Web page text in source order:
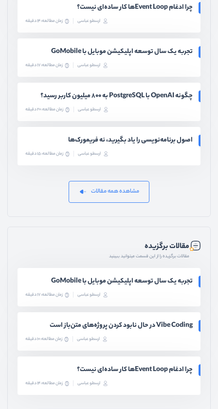
چرا ادغام Event Loopها کار ساده‌ای نیست؟
ارسطو عباسی زمان مطالعه: 14 دقیقه
تجربه یک سال توسعه اپلیکیشن موبایل با GoMobile
ارسطو عباسی زمان مطالعه: 17 دقیقه
چگونه OpenAI با PostgreSQL به ۸۰۰ میلیون کاربر رسید؟
ارسطو عباسی زمان مطالعه: 20 دقیقه
اصول برنامه‌نویسی را یاد بگیرید، نه فریمورک‌ها
ارسطو عباسی زمان مطالعه: 15 دقیقه
مشاهده همه مقالات
مقالات برگزیده
مقالات برگزیده را از این قسمت میتوانید ببینید
تجربه یک سال توسعه اپلیکیشن موبایل با GoMobile
ارسطو عباسی زمان مطالعه: 17 دقیقه
Vibe Coding در حال نابود کردن پروژه‌های متن‌باز است
ارسطو عباسی زمان مطالعه: 10 دقیقه
چرا ادغام Event Loopها کار ساده‌ای نیست؟
ارسطو عباسی زمان مطالعه: 14 دقیقه